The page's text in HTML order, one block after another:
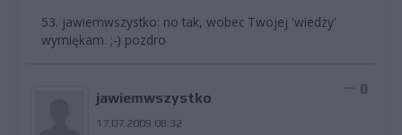
53. jawiemwszystko: no tak, wobec Twojej 'wiedzy'
wymiękam. ;-) pozdro
jawiemwszystko
17.07.2009 08:32
0